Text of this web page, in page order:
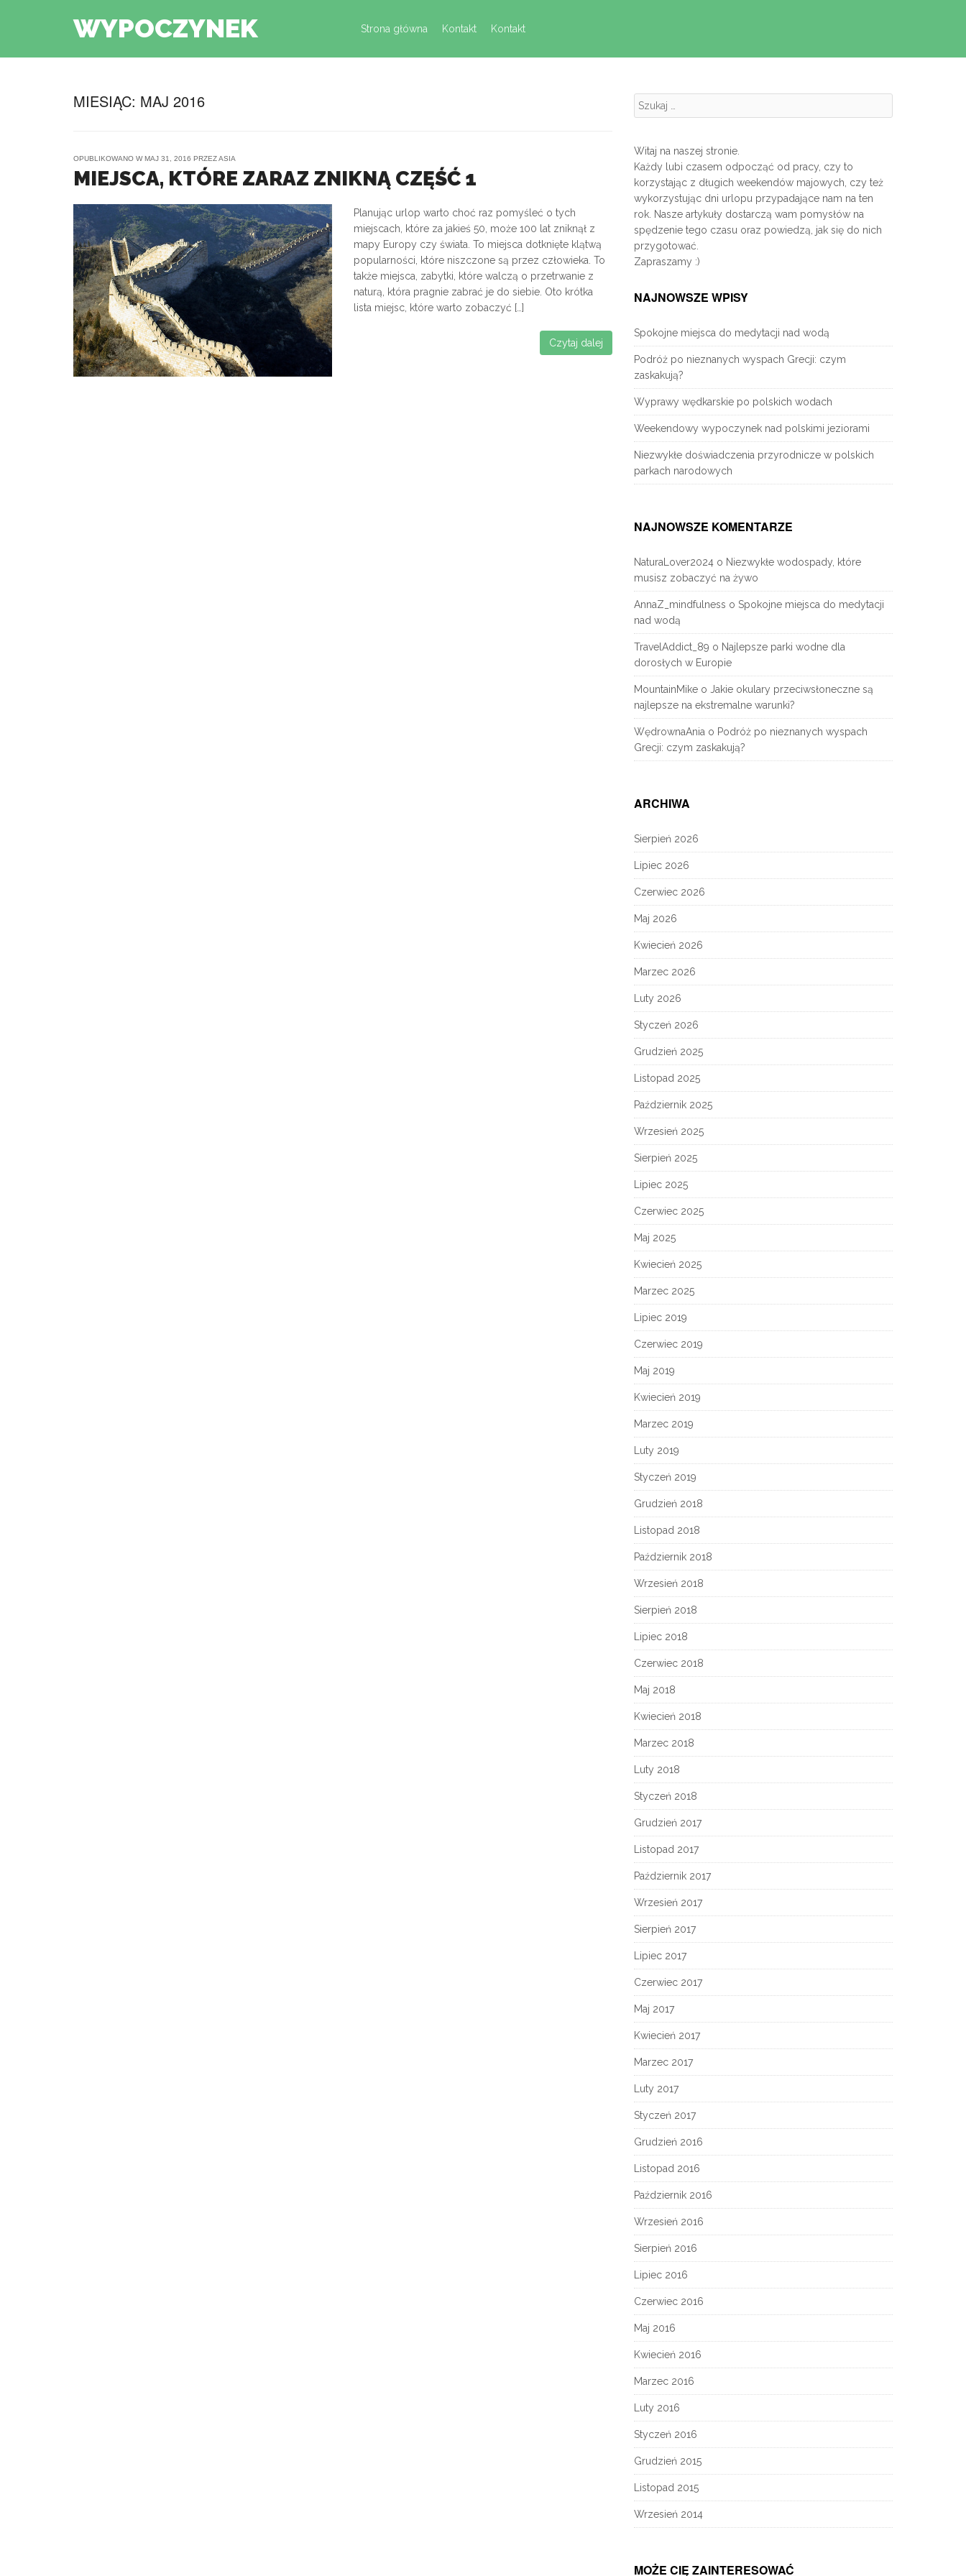
WYPOCZYNEK
Strona główna
Kontakt Kontakt
MIESIĄC: MAJ 2016
OPUBLIKOWANO WMAJ 31, 2016 PRZEZASIA
MIEJSCA, KTÓRE ZARAZ ZNIKNĄ CZĘŚĆ 1
Planując urlop warto choć raz pomyśleć o tych
miejscach, które za jakieś 50, może 100 lat zniknął z
mapy Europy czy świata. To miejsca dotknięte klątwą
popularności, które niszczone są przez człowieka. To
także miejsca, zabytki, które walczą o przetrwanie z
naturą, która pragnie zabrać je do siebie. Oto krótka
lista miejsc, które warto zobaczyć […]
Czytaj dalej
Szukanie:
Witaj na naszej stronie.
Każdy lubi czasem odpocząć od pracy, czy to
korzystając z długich weekendów majowych, czy też
wykorzystując dni urlopu przypadające nam na ten
rok. Nasze artykuły dostarczą wam pomysłów na
spędzenie tego czasu oraz powiedzą, jak się do nich
przygotować.
Zapraszamy :)
NAJNOWSZE WPISY
Spokojne miejsca do medytacji nad wodą
Podróż po nieznanych wyspach Grecji: czym
zaskakują?
Wyprawy wędkarskie po polskich wodach
Weekendowy wypoczynek nad polskimi jeziorami
Niezwykłe doświadczenia przyrodnicze w polskich
parkach narodowych
NAJNOWSZE KOMENTARZE
NaturaLover2024 o Niezwykłe wodospady, które
musisz zobaczyć na żywo
AnnaZ_mindfulness o Spokojne miejsca do medytacji
nad wodą
TravelAddict_89 o Najlepsze parki wodne dla
dorosłych w Europie
MountainMike o Jakie okulary przeciwsłoneczne są
najlepsze na ekstremalne warunki?
WędrownaAnia o Podróż po nieznanych wyspach
Grecji: czym zaskakują?
ARCHIWA
Sierpień 2026
Lipiec 2026
Czerwiec 2026
Maj 2026
Kwiecień 2026
Marzec 2026
Luty 2026
Styczeń 2026
Grudzień 2025
Listopad 2025
Październik 2025
Wrzesień 2025
Sierpień 2025
Lipiec 2025
Czerwiec 2025
Maj 2025
Kwiecień 2025
Marzec 2025
Lipiec 2019
Czerwiec 2019
Maj 2019
Kwiecień 2019
Marzec 2019
Luty 2019
Styczeń 2019
Grudzień 2018
Listopad 2018
Październik 2018
Wrzesień 2018
Sierpień 2018
Lipiec 2018
Czerwiec 2018
Maj 2018
Kwiecień 2018
Marzec 2018
Luty 2018
Styczeń 2018
Grudzień 2017
Listopad 2017
Październik 2017
Wrzesień 2017
Sierpień 2017
Lipiec 2017
Czerwiec 2017
Maj 2017
Kwiecień 2017
Marzec 2017
Luty 2017
Styczeń 2017
Grudzień 2016
Listopad 2016
Październik 2016
Wrzesień 2016
Sierpień 2016
Lipiec 2016
Czerwiec 2016
Maj 2016
Kwiecień 2016
Marzec 2016
Luty 2016
Styczeń 2016
Grudzień 2015
Listopad 2015
Wrzesień 2014
MOŻE CIĘ ZAINTERESOWAĆ